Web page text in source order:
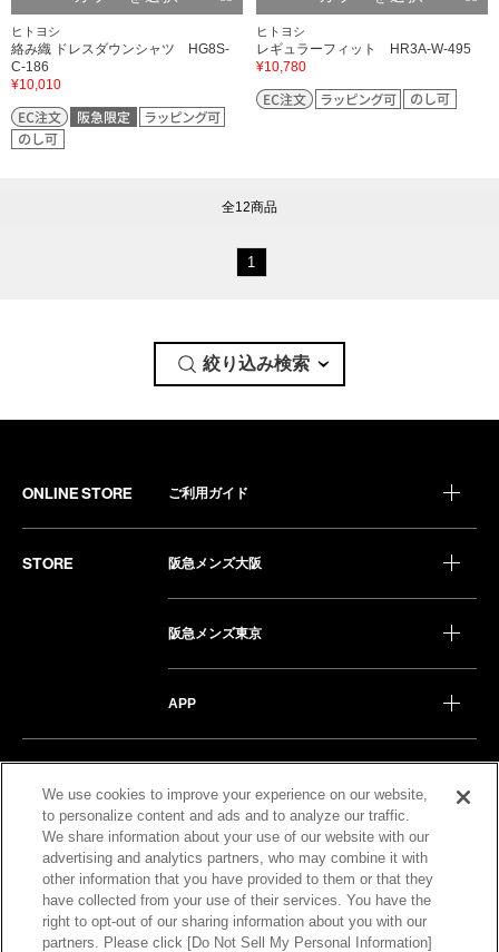
ヒトヨシ
絡み織 ドレスダウンシャツ HG8S-
C-186
¥10,010
ヒトヨシ
レギュラーフィット HR3A-W-495
¥10,780
全12商品
1
絞り込み検索
ONLINE STORE ご利用ガイド
STORE 阪急メンズ大阪
阪急メンズ東京
APP
OTHER 阪急百貨店
阪神百貨店
We use cookies to improve your experience on our website,
to personalize content and ads and to analyze our traffic.
We share information about your use of our website with our
advertising and analytics partners, who may combine it with
other information that you have provided to them or that they
have collected from your use of their services. You have the
right to opt-out of our sharing information about you with our
partners. Please click [Do Not Sell My Personal Information]